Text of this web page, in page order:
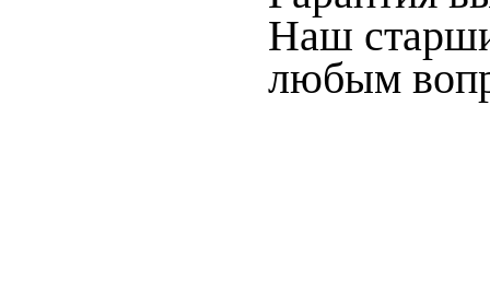
Наш
любым